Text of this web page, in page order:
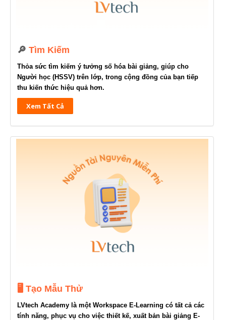
🔎 Tìm Kiếm
Thỏa sức tìm kiếm ý tưởng số hóa bài giảng, giúp cho
Người học (HSSV) trên lớp, trong cộng đồng của bạn tiếp
thu kiến thức hiệu quả hơn.
Xem Tất Cả
🖥️ Tạo Mẫu Thử
LVtech Academy là một Workspace E-Learning có tất cả các
tính năng, phục vụ cho việc thiết kế, xuất bản bài giảng E-